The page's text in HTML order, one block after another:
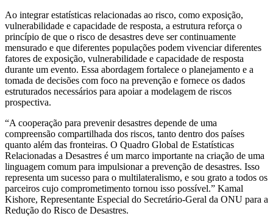
Ao integrar estatísticas relacionadas ao risco, como exposição,
vulnerabilidade e capacidade de resposta, a estrutura reforça o
princípio de que o risco de desastres deve ser continuamente
mensurado e que diferentes populações podem vivenciar diferentes
fatores de exposição, vulnerabilidade e capacidade de resposta
durante um evento. Essa abordagem fortalece o planejamento e a
tomada de decisões com foco na prevenção e fornece os dados
estruturados necessários para apoiar a modelagem de riscos
prospectiva.
“A cooperação para prevenir desastres depende de uma
compreensão compartilhada dos riscos, tanto dentro dos países
quanto além das fronteiras. O Quadro Global de Estatísticas
Relacionadas a Desastres é um marco importante na criação de uma
linguagem comum para impulsionar a prevenção de desastres. Isso
representa um sucesso para o multilateralismo, e sou grato a todos os
parceiros cujo comprometimento tornou isso possível.” Kamal
Kishore, Representante Especial do Secretário-Geral da ONU para a
Redução do Risco de Desastres.